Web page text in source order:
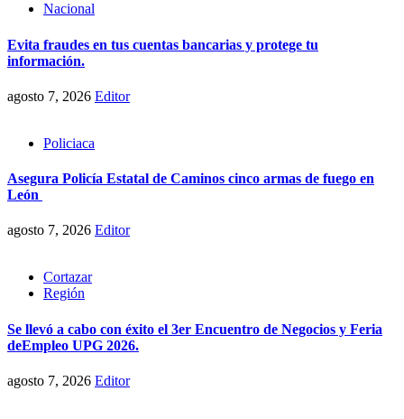
Nacional
Evita fraudes en tus cuentas bancarias y protege tu
información.
agosto 7, 2026 Editor
Policiaca
Asegura Policía Estatal de Caminos cinco armas de fuego en
León
agosto 7, 2026 Editor
Cortazar
Región
Se llevó a cabo con éxito el 3er Encuentro de Negocios y Feria
deEmpleo UPG 2026.
agosto 7, 2026 Editor